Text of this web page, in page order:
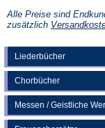
Liederbücher
Chorbücher
Messen / Geistliche
Alle Preise sind
zusätzlich